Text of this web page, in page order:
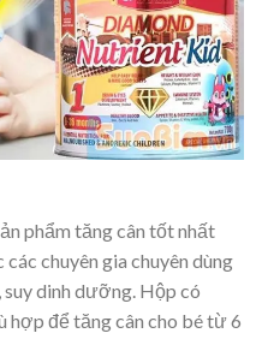
phẩm tăng cân tốt nhất
chuyên gia chuyên dùng
dinh dưỡng. Hộp có
hợp để tăng cân cho bé từ 6